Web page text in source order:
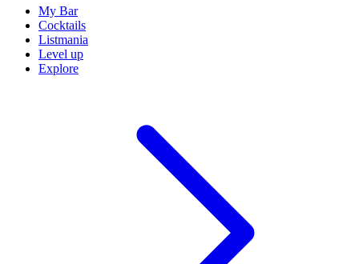
My Bar
Cocktails
Listmania
Level up
Explore